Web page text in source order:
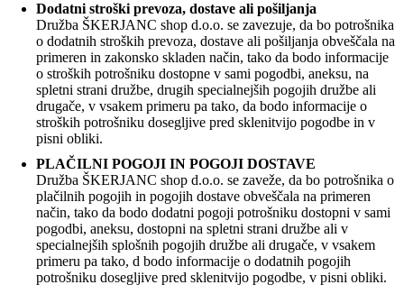
Dodatni stroški prevoza, dostave ali pošiljanja
Družba ŠKERJANC shop d.o.o. se zavezuje, da bo potrošnika
o dodatnih stroških prevoza, dostave ali pošiljanja obveščala na
primeren in zakonsko skladen način, tako da bodo informacije
o stroških potrošniku dostopne v sami pogodbi, aneksu, na
spletni strani družbe, drugih specialnejših pogojih družbe ali
drugače, v vsakem primeru pa tako, da bodo informacije o
stroških potrošniku dosegljive pred sklenitvijo pogodbe in v
pisni obliki.
PLAČILNI POGOJI IN POGOJI DOSTAVE
Družba ŠKERJANC shop d.o.o. se zaveže, da bo potrošnika o
plačilnih pogojih in pogojih dostave obveščala na primeren
način, tako da bodo dodatni pogoji potrošniku dostopni v sami
pogodbi, aneksu, dostopni na spletni strani družbe ali v
specialnejših splošnih pogojih družbe ali drugače, v vsakem
primeru pa tako, d bodo informacije o dodatnih pogojih
potrošniku dosegljive pred sklenitvijo pogodbe, v pisni obliki.